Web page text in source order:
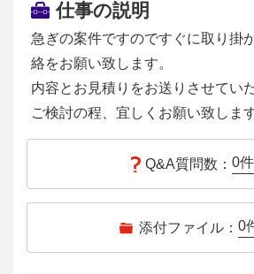
仕事の説明
急ぎの案件ですのですぐに取り掛
絡をお願い致します。
内容とお見積りをお送りさせてい
ご検討の程、宜しくお願い致します
Q&A質問数： 0件
添付ファイル： 0